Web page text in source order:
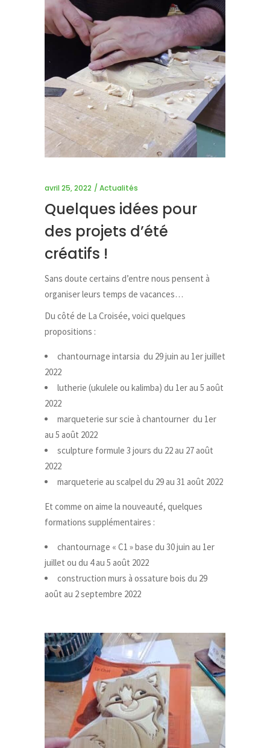
avril 25, 2022 Actualités
Quelques idées pour
des projets d’été
créatifs !
Sans doute certains d’entre nous pensent à
organiser leurs temps de vacances…
Du côté de La Croisée, voici quelques
propositions :
chantournage intarsia du 29 juin au 1er juillet
2022
lutherie (ukulele ou kalimba) du 1er au 5 août
2022
marqueterie sur scie à chantourner du 1er
au 5 août 2022
sculpture formule 3 jours du 22 au 27 août
2022
marqueterie au scalpel du 29 au 31 août 2022
Et comme on aime la nouveauté, quelques
formations supplémentaires :
chantournage « C1 » base du 30 juin au 1er
juillet ou du 4 au 5 août 2022
construction murs à ossature bois du 29
août au 2 septembre 2022